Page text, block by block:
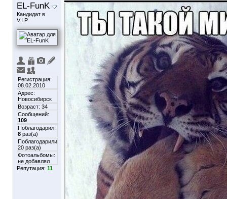
EL-FunK
Кандидат в
V.I.P.
Регистрация:
08.02.2010
Адрес:
Новосибирск
Возраст: 34
Сообщений:
109
Поблагодарил:
8 раз(а)
Поблагодарили
20 раз(а)
Фотоальбомы:
не добавлял
Репутация: 11